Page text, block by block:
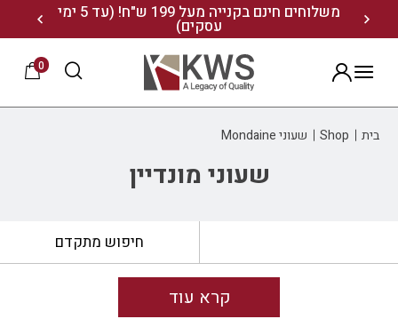
משלוחים חינם בקנייה מעל 199 ש"ח! (עד 5 ימי
עסקים) 20% הנחה על מגוון התיקים השוויצריים לחצו כאן>>
הרשמה
0
בית Shop שעוני Mondaine
שעוני מונדיין
חיפוש מתקדם
קרא עוד